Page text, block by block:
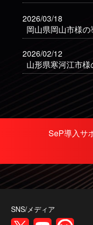
2026/03/18
岡山県岡山市様
2026/02/12
山形県寒河江市
SePディフェンス
Analyticsからネッ
た
SePトレーサオプ
できるリモートコ
SeP導入サ
SNS/メディア